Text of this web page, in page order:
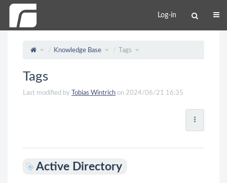
Log-in
Knowledge Base Tags
Tags
Last modified by Tobias Wintrich on 2024/06/21 16:35
Active Directory